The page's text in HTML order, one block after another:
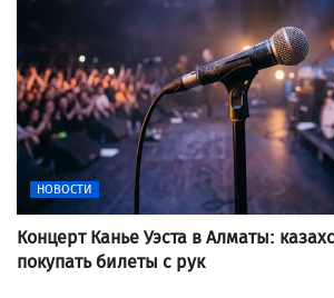
НОВОСТИ
Концерт Канье Уэста в Алматы:
покупать билеты с рук